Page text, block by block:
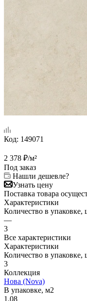
Код: 149071
2 378 ₽/м²
Под заказ
Нашли дешевле?
Узнать цену
Поставка товара
Характеристики
Количество в упаковке,
—
3
Все характеристики
Характеристики
Количество в упаковке,
3
Коллекция
Нова (Nova)
В упаковке, м2
1.08